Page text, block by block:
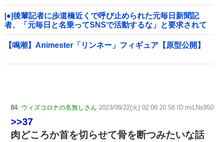
|●|後輩記者に歩道橋近くで呼び止められた元毎日新聞記
者、「元毎日と名乗ってSNSで活動するな」と要求されて
しまい……
【鳴潮】Animester「リンネー」フィギュア【原型公開】
84: ウィズコロナの名無しさん 2023/08/22(火) 02:08:20.58 ID:rrvLNs950
>>37
肉どころか首を切らせて骨を断つみたいな話